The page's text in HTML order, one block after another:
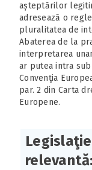
așteptărilor
adresează o
pluralitatea de
Abaterea de la
interpretarea
ar putea intra
Convenţia
par. 2 din Carta
Europene.
Legislaţie
relevantă: